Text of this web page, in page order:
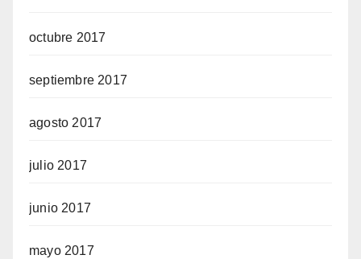
octubre 2017
septiembre 2017
agosto 2017
julio 2017
junio 2017
mayo 2017